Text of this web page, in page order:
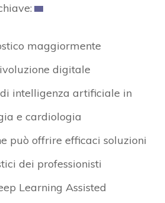
maggiormente
digitale
intelligenza artificiale in
e cardiologia
può offrire efficaci soluzioni
dei professionisti
Learning Assisted